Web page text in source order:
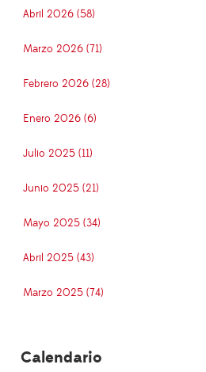
Abril 2026 (58)
Marzo 2026 (71)
Febrero 2026 (28)
Enero 2026 (6)
Julio 2025 (11)
Junio 2025 (21)
Mayo 2025 (34)
Abril 2025 (43)
Marzo 2025 (74)
Calendario